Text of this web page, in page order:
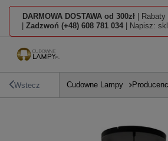
DARMOWA DOSTAWA od 300zł |
Zadzwoń (+48) 608 781 034 | Napisz:
Wstecz Cudowne Lampy